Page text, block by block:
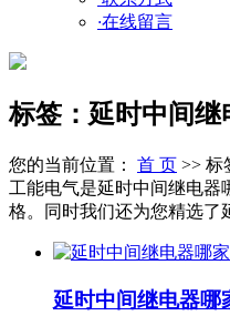
·在线留言
标签：延时中间继
您的当前位置： 首 页 >> 标
工能电气是延时中间继电器
格。同时我们还为您精选了
延时中间继电器哪